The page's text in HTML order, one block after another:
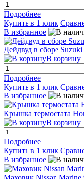
Подробнее
Купить в 1 клик
В избранное
Дейдвуд в сборе
В корзину
Подробнее
Купить в 1 клик
В избранное
Крышка термостата
В корзину
Подробнее
Купить в 1 клик
В избранное